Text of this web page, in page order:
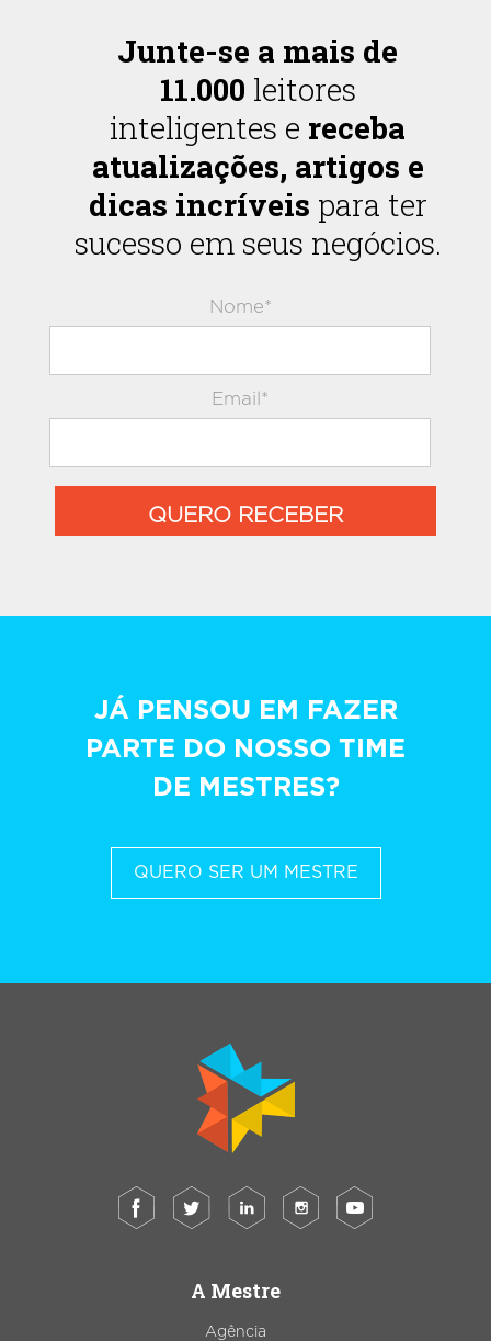
Junte-se a mais de
11.000 leitores
inteligentes e receba
atualizações, artigos e
dicas incríveis para ter
sucesso em seus negócios.
Nome*
Email*
QUERO RECEBER
JÁ PENSOU EM FAZER
PARTE DO NOSSO TIME
DE MESTRES?
QUERO SER UM MESTRE
A Mestre
Agência